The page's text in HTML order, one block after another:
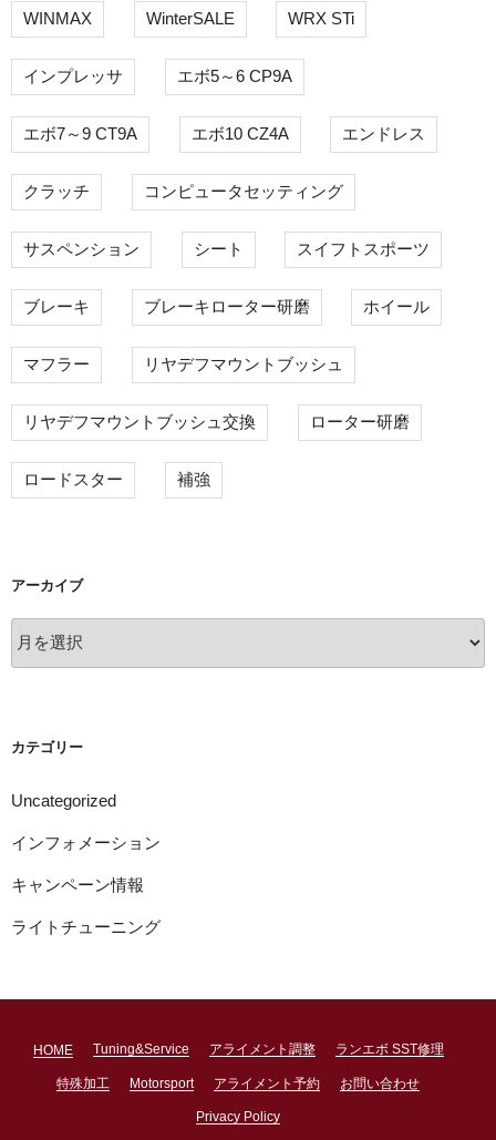
WINMAX WinterSALE WRX STi
インプレッサ エボ5～6 CP9A
エボ7～9 CT9A エボ10 CZ4A エンドレス
クラッチ コンピュータセッティング
サスペンション シート スイフトスポーツ
ブレーキ ブレーキローター研磨 ホイール
マフラー リヤデフマウントブッシュ
リヤデフマウントブッシュ交換 ローター研磨
ロードスター 補強
アーカイブ
ー
カテゴリー
Uncategorized
インフォメーション
キャンペーン情報
ライトチューニング
HOME Tuning&Service アライメント調整 ランエボ SST修理
特殊加工 Motorsport アライメント予約 お問い合わせ
Privacy Policy